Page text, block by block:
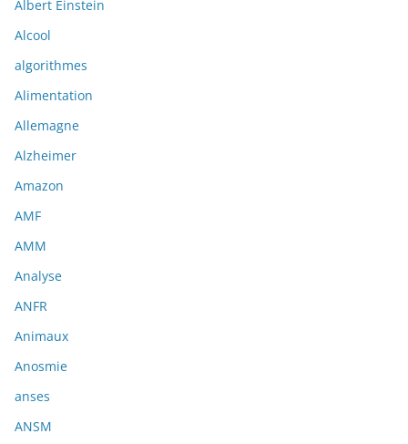
Albert Einstein
Alcool
algorithmes
Alimentation
Allemagne
Alzheimer
Amazon
AMF
AMM
Analyse
ANFR
Animaux
Anosmie
anses
ANSM